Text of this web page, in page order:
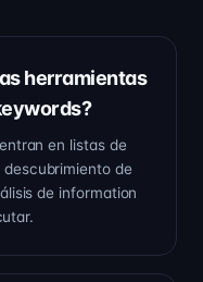
herramientas
en listas de
de
de information